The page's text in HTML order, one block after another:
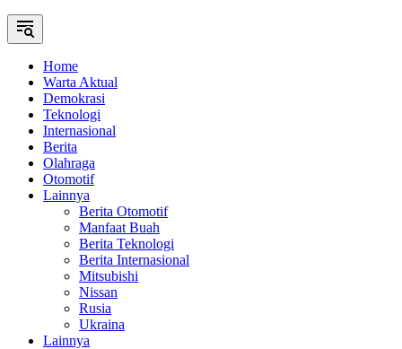
Home
Warta Aktual
Demokrasi
Teknologi
Internasional
Berita
Olahraga
Otomotif
Lainnya
Berita Otomotif
Manfaat Buah
Berita Teknologi
Berita Internasional
Mitsubishi
Nissan
Rusia
Ukraina
Lainnya